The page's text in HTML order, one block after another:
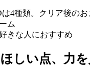
は4種類。クリア後のお
ム
きな人におすすめ
しい点、力